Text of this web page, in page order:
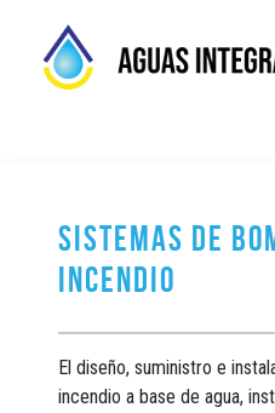
Sistemas de
incendio
El diseño, suministro e
incendio a base de agua,